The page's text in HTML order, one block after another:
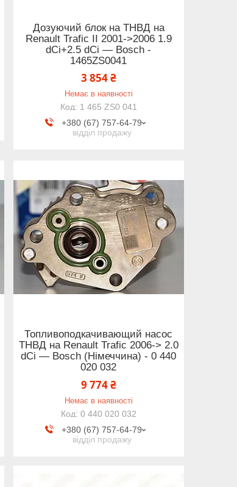
Дозуючий блок на ТНВД на
Renault Trafic II 2001->2006 1.9
dCi+2.5 dCi — Bosch -
1465ZS0041
3 854 ₴
Немає в наявності
1 465 ZS0 041
+380 (67) 757-64-79
відділ продажу
Топливоподкачивающий насос
ТНВД на Renault Trafic 2006-> 2.0
dCi — Bosch (Німеччина) - 0 440
020 032
9 774 ₴
Немає в наявності
0 440 020 032
+380 (67) 757-64-79
відділ продажу